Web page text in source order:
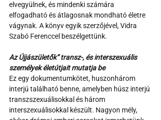
elvegyülnek, és mindenki számára
elfogadható és átlagosnak mondható életre
vágynak. A könyv egyik szerzőjével, Vidra
Szabó Ferenccel beszélgettünk.
Az Újjászületők” transz-, és interszexuális
személyek életútjait mutatja be
Ez egy dokumentumkötet, huszonhárom
interjú található benne, amelyben húsz interjú
transzszexuálisokkal és három
interszexuálisokkal készült. Nagyon mély,